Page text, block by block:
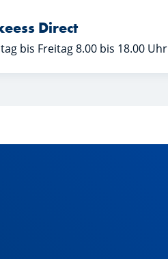
Direct
bis Freitag 8.00 bis 18.00 Uhr